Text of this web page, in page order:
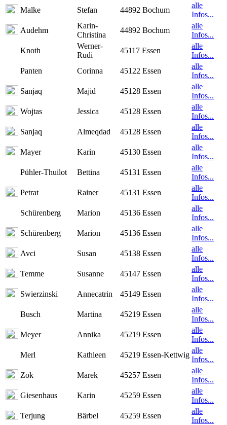
Malke
Stefan 44892 Bochum
alle
Infos...
Audehm
Karin-
Christina
44892 Bochum
alle
Infos...
Knoth
Werner-
Rudi
45117 Essen
alle
Infos...
Panten
Corinna 45122 Essen
alle
Infos...
Sanjaq
Majid 45128 Essen
alle
Infos...
Wojtas
Jessica 45128 Essen
alle
Infos...
Sanjaq
Almeqdad 45128 Essen
alle
Infos...
Mayer
Karin 45130 Essen
alle
Infos...
Pühler-Thuilot
Bettina 45131 Essen
alle
Infos...
Petrat
Rainer 45131 Essen
alle
Infos...
Schürenberg
Marion 45136 Essen
alle
Infos...
Schürenberg
Marion 45136 Essen
alle
Infos...
Avci
Susan 45138 Essen
alle
Infos...
Temme
Susanne 45147 Essen
alle
Infos...
Swierzinski
Annecatrin 45149 Essen
alle
Infos...
Busch
Martina 45219 Essen
alle
Infos...
Meyer
Annika 45219 Essen
alle
Infos...
Merl
Kathleen 45219 Essen-Kettwig
alle
Infos...
Zok
Marek 45257 Essen
alle
Infos...
Giesenhaus
Karin 45259 Essen
alle
Infos...
Terjung
Bärbel 45259 Essen
alle
Infos...